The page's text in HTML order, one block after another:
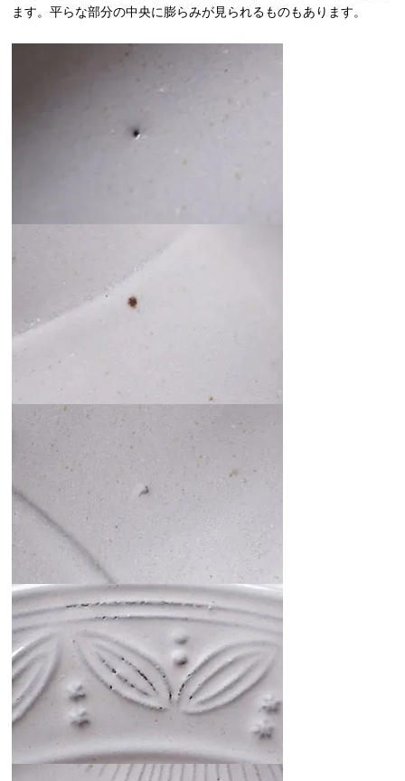
ます。平らな部分の中央に膨らみが見られるものもあります。